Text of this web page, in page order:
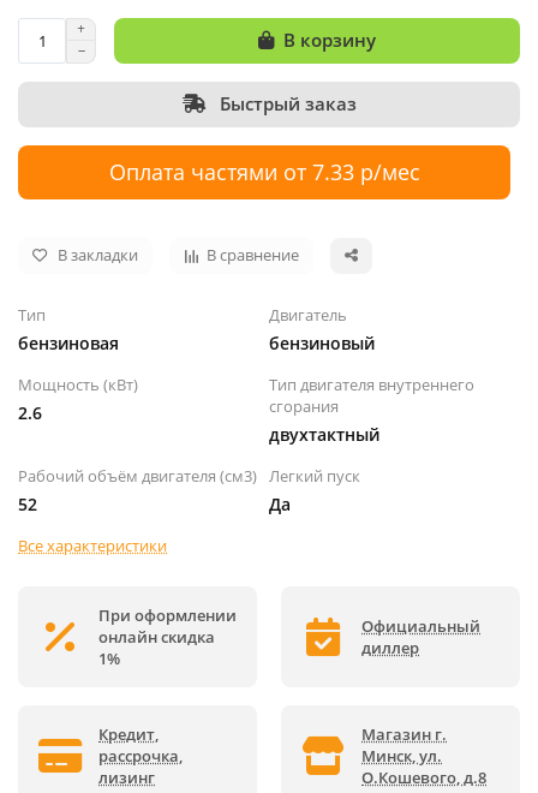
В корзину
Быстрый заказ
Оплата частями от 7.33 р/мес
В закладки В сравнение
Тип
бензиновая
Двигатель
бензиновый
Мощность (кВт)
2.6
Тип двигателя внутреннего
сгорания
двухтактный
Рабочий объём двигателя (см3)
52
Легкий пуск
Да
Все характеристики
При оформлении
онлайн скидка
1%
Официальный
диллер
Кредит,
рассрочка,
лизинг
Магазин г.
Минск, ул.
О.Кошевого, д.8